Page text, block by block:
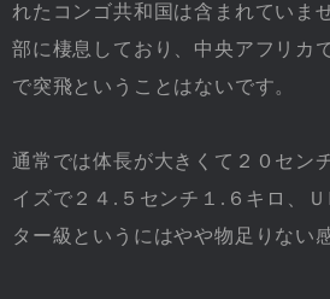
れたコンゴ共和国は含まれていま
部に棲息しており、中央アフリカ
で突飛ということはないです。
通常では体長が大きくて２０セン
イズで２４.５センチ１.６キロ、
ター級というにはやや物足りない